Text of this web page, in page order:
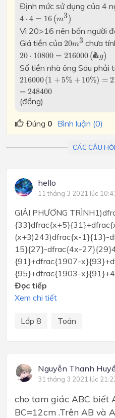
Định mức sử dụng của 4
4 ⋅ 4 = 16 (m3)
4 ⋅4= 16(m3)
Vì 20>16 nên bốn người
Giá tiền của 20m3
20m3
chưa
20 ⋅ 10800 = 216000 (đ
ồ
ng)
20 10800 216000(đ ồn
Số tiền nhà ông Sáu phải
216000(1 + 5% + 10%) =
= 248400
216000( 1+5% + 10%)
(đồng)
Đúng 0 Bình luận (0)
CÁC CÂU
hello
11 tháng 3 2021 lúc
GIẢI PHƯƠNG
(x+3)243)dfrac{x-1}{13}-
15}{27}-dfrac{4x-
{91}+dfrac{1907-
{95}+dfrac{1903-
Đọc tiếp
Xem chi tiết
Lớp 8 Toán
Nguyễn Thanh
31 tháng 3 2021 lúc
cho tam giác ABC biết
BC=12cm .Trên AB và